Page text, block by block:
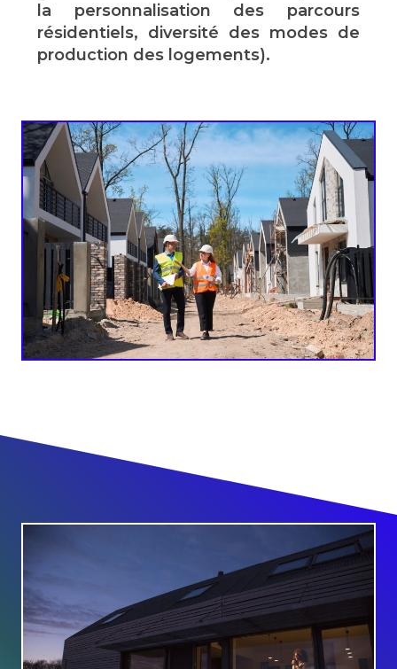
la personnalisation des parcours
résidentiels, diversité des modes de
production des logements).